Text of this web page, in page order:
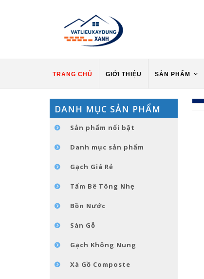
TRANG CHỦ GIỚI THIỆU SẢN PHẨM
DANH MỤC SẢN PHẨM
Sản phẩm nổi bật
Danh mục sản phẩm
Gạch Giá Rẻ
Tấm Bê Tông Nhẹ
Bồn Nước
Sàn Gỗ
Gạch Không Nung
Xà Gồ Composte